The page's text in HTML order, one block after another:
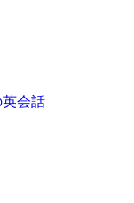
会話